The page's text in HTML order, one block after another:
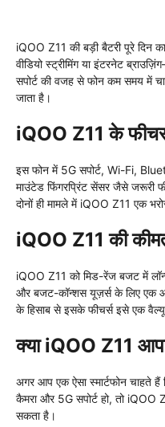
iQOO Z11 की बड़ी बैटरी पूरे दिन
वीडियो स्ट्रीमिंग या इंटरनेट
सपोर्ट की वजह से फोन कम समय में
जाता है।
iQOO Z11 के
इस फोन में 5G सपोर्ट, Wi-Fi,
माउंटेड फिंगरप्रिंट सेंसर जैसे जरूरी
दोनों ही मामले में iQOO Z11 एक
iQOO Z11 की
iQOO Z11 को मिड-रेंज बजट में
और बजट-कॉन्शस यूज़र्स के लिए एक
के हिसाब से इसके फीचर्स इसे एक
क्या iQOO Z11
अगर आप एक ऐसा स्मार्टफोन चाहते हैं
कैमरा और 5G सपोर्ट हो, तो iQOO
सकता है।